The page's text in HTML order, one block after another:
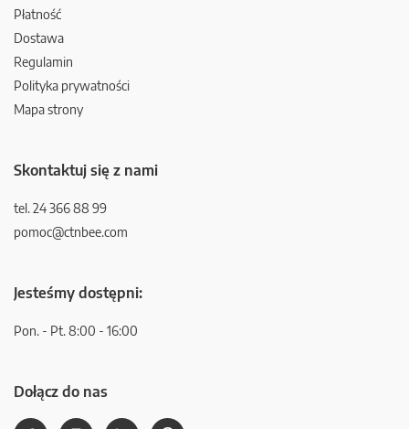
Płatność
Dostawa
Regulamin
Polityka prywatności
Mapa strony
Skontaktuj się z nami
tel. 24 366 88 99
pomoc@ctnbee.com
Jesteśmy dostępni:
Pon. - Pt. 8:00 - 16:00
Dołącz do nas